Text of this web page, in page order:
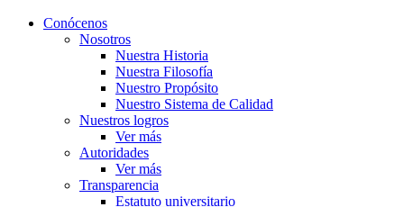
search
Menu
Conócenos
Nosotros
Nuestra Historia
Nuestra Filosofía
Nuestro Propósito
Nuestro Sistema de Calidad
Nuestros logros
Ver más
Autoridades
Ver más
Transparencia
Estatuto universitario